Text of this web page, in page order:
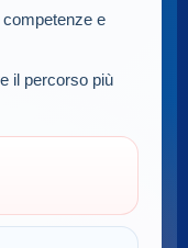
e
il percorso più